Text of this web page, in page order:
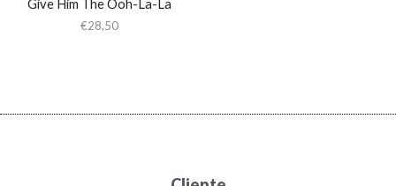
Give Him The Ooh-La-La
€28,50